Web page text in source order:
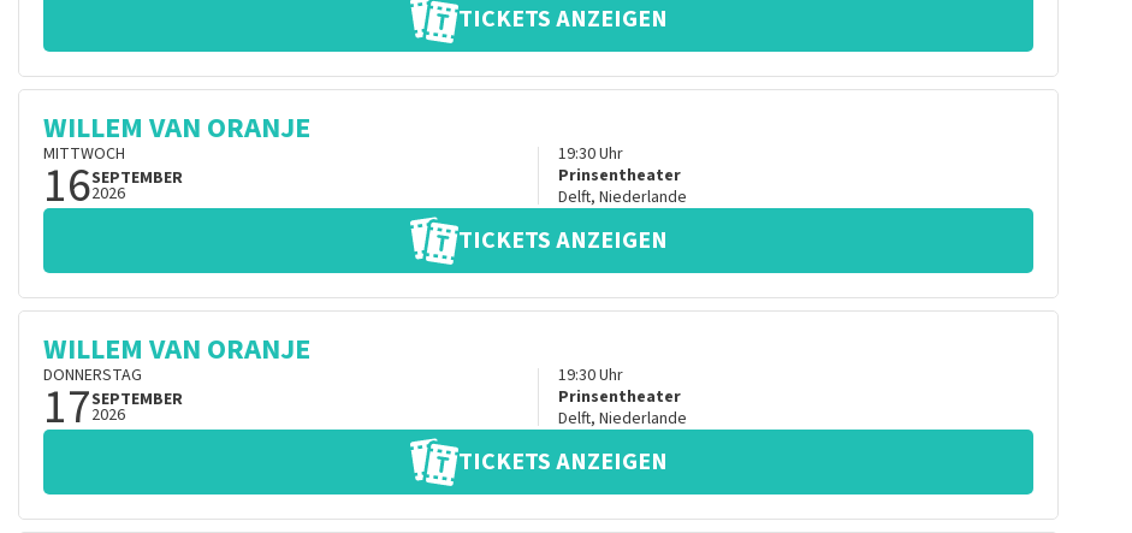
TICKETS ANZEIGEN
WILLEM VAN ORANJE
MITTWOCH
16SEPTEMBER
2026
19:30Uhr
Prinsentheater
Delft, Niederlande
TICKETS ANZEIGEN
WILLEM VAN ORANJE
DONNERSTAG
17SEPTEMBER
2026
19:30Uhr
Prinsentheater
Delft, Niederlande
TICKETS ANZEIGEN